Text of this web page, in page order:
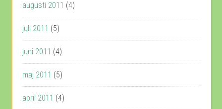
augusti 2011 (4)
juli 2011 (5)
juni 2011 (4)
maj 2011 (5)
april 2011 (4)